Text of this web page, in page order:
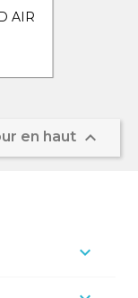
AIR
en haut 
